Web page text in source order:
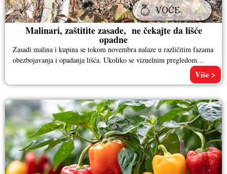
Malinari, zaštitite zasade, ne čekajte da lišće
opadne
Zasadi malina i kupina se tokom novembra nalaze u različitim fazama
obezbojavanja i opadanja lišća. Ukoliko se vizuelnim pregledom
Više >